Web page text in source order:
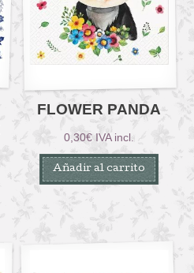
FLOWER PANDA
0,30€ IVA incl.
Añadir al carrito